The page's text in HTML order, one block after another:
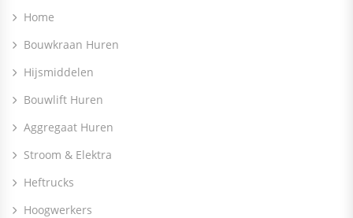
Home
Bouwkraan Huren
Hijsmiddelen
Bouwlift Huren
Aggregaat Huren
Stroom & Elektra
Heftrucks
Hoogwerkers